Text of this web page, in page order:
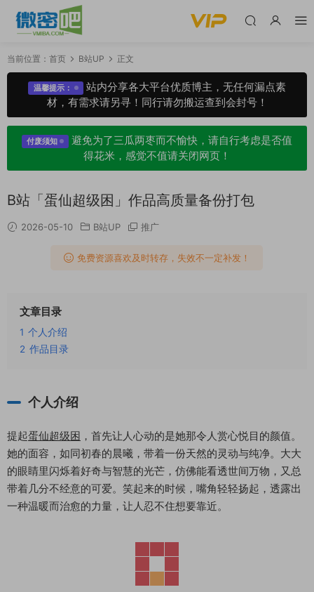
当前位置： 首页 B站UP 正文
温馨提示：
站内分享各大平台优质博主，无任何漏点素
材，有需求请另寻！同行请勿搬运查到会封号！
付废须知
避免为了三瓜两枣而不愉快，请自行考虑是否值
得花米，感觉不值请关闭网页！
B站「蛋仙超级困」作品高质量备份打包
2026-05-10 B站UP 推广
免费资源喜欢及时转存，失效不一定补发！
文章目录
1 个人介绍
2 作品目录
个人介绍
提起蛋仙超级困 ，首先让人心动的是她那令人赏心悦目的颜值。
她的面容，如同初春的晨曦，带着一份天然的灵动与纯净。大大
的眼睛里闪烁着好奇与智慧的光芒，仿佛能看透世间万物，又总
带着几分不经意的可爱。笑起来的时候，嘴角轻轻扬起，透露出
一种温暖而治愈的力量，让人忍不住想要靠近。